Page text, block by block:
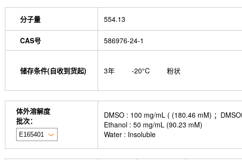
分子量 554.13
CAS号 586976-24-1
储存条件(自收到货起) 3年 -20°C 粉状
体外溶解度
批次：
DMSO : 100 mg/mL ( (180.46 mM) ；
Ethanol : 50 mg/mL (90.23 mM)
Water : Insoluble